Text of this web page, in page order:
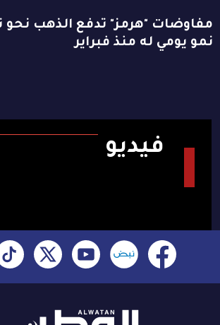
مفاوضات "هرمز" تدفع الذهب نحو
نمو يومي له منذ فبراير
فيديو